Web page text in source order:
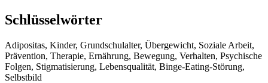
Schlüsselwörter
Adipositas, Kinder, Grundschulalter, Übergewicht, Soziale Arbeit,
Prävention, Therapie, Ernährung, Bewegung, Verhalten, Psychische
Folgen, Stigmatisierung, Lebensqualität, Binge-Eating-Störung,
Selbstbild